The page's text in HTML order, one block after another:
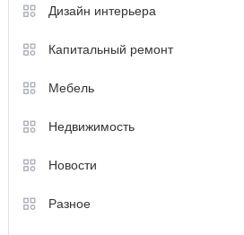
Дизайн интерьера
Капитальный ремонт
Мебель
Недвижимость
Новости
Разное